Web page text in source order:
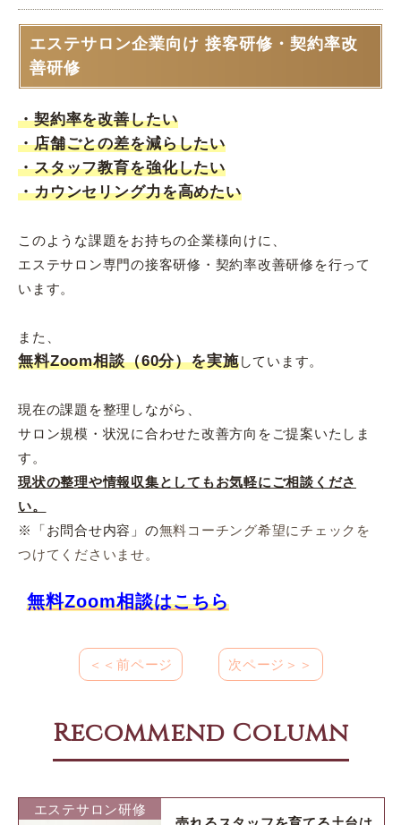
エステサロン企業向け 接客研修・契約率改
善研修
・契約率を改善したい
・店舗ごとの差を減らしたい
・スタッフ教育を強化したい
・カウンセリング力を高めたい
このような課題をお持ちの企業様向けに、
エステサロン専門の接客研修・契約率改善研修を行って
います。
また、
無料Zoom相談（60分）を実施しています。
現在の課題を整理しながら、
サロン規模・状況に合わせた改善方向をご提案いたしま
す。
現状の整理や情報収集としてもお気軽にご相談くださ
い。
※「お問合せ内容」の無料コーチング希望にチェックを
つけてくださいませ。
無料Zoom相談はこちら
＜＜前ページ 次ページ＞＞
Recommend Column
エステサロン研修